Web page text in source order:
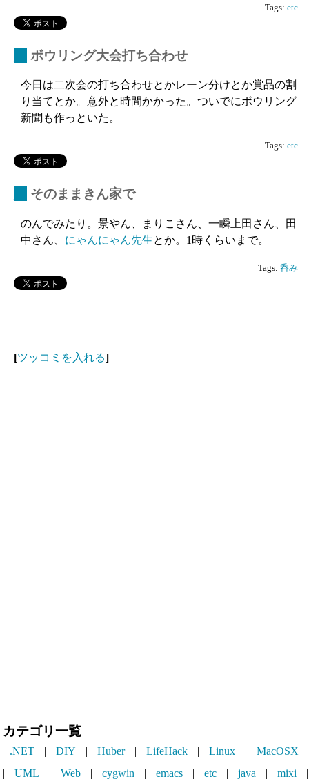
Tags: etc
ボウリング大会打ち合わせ
今日は二次会の打ち合わせとかレーン分けとか賞品の割
り当てとか。意外と時間かかった。ついでにボウリング
新聞も作っといた。
Tags: etc
そのままきん家で
のんでみたり。景やん、まりこさん、一瞬上田さん、田
中さん、 にゃんにゃん先生とか。1時くらいまで。
Tags: 呑み
[ツッコミを入れる]
カテゴリ一覧
.NET | DIY | Huber | LifeHack | Linux |
MacOSX
|
UML | Web | cygwin | emacs | etc | java | mixi |